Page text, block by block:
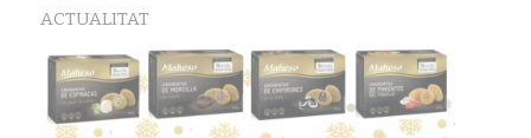
ACTUALITAT